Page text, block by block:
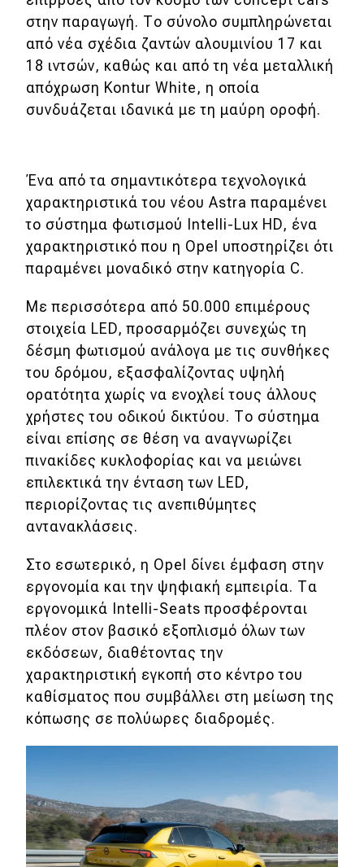
Συμβουλές
ΚΤΕΟ
Οδική βοήθεια
DRIVE USED
στην παραγωγή. Το σύνολο συμπληρώνεται
από νέα σχέδια ζαντών αλουμινίου 17 και
18 ιντσών, καθώς και από τη νέα μεταλλική
απόχρωση Kontur White, η οποία
συνδυάζεται ιδανικά με τη μαύρη οροφή.
Ένα από τα σημαντικότερα τεχνολογικά
χαρακτηριστικά του νέου Astra παραμένει
το σύστημα φωτισμού Intelli-Lux HD, ένα
χαρακτηριστικό που η Opel υποστηρίζει ότι
παραμένει μοναδικό στην κατηγορία C.
Με περισσότερα από 50.000 επιμέρους
στοιχεία LED, προσαρμόζει συνεχώς τη
δέσμη φωτισμού ανάλογα με τις συνθήκες
του δρόμου, εξασφαλίζοντας υψηλή
ορατότητα χωρίς να ενοχλεί τους άλλους
χρήστες του οδικού δικτύου. Το σύστημα
είναι επίσης σε θέση να αναγνωρίζει
πινακίδες κυκλοφορίας και να μειώνει
επιλεκτικά την ένταση των LED,
περιορίζοντας τις ανεπιθύμητες
αντανακλάσεις.
Στο εσωτερικό, η Opel δίνει έμφαση στην
εργονομία και την ψηφιακή εμπειρία. Τα
εργονομικά Intelli-Seats προσφέρονται
πλέον στον βασικό εξοπλισμό όλων των
εκδόσεων, διαθέτοντας την
χαρακτηριστική εγκοπή στο κέντρο του
καθίσματος που συμβάλλει στη μείωση της
κόπωσης σε πολύωρες διαδρομές.